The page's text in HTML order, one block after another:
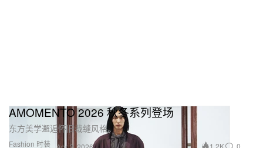
Fashion 时装
AMOMENTO 2026 秋冬系列登场
东方美学邂逅怀旧裁缝风格。